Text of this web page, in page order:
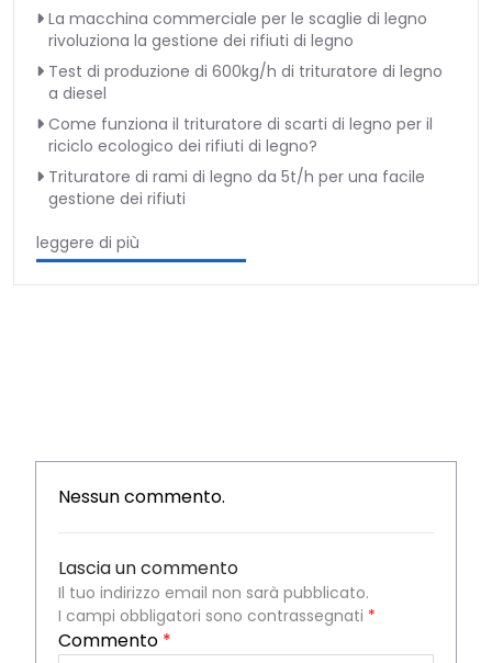
La macchina commerciale per le scaglie di legno
rivoluziona la gestione dei rifiuti di legno
Test di produzione di 600kg/h di trituratore di legno
a diesel
Come funziona il trituratore di scarti di legno per il
riciclo ecologico dei rifiuti di legno?
Trituratore di rami di legno da 5t/h per una facile
gestione dei rifiuti
leggere di più
Nessun commento.
Lascia un commento
Il tuo indirizzo email non sarà pubblicato.
I campi obbligatori sono contrassegnati *
Commento *